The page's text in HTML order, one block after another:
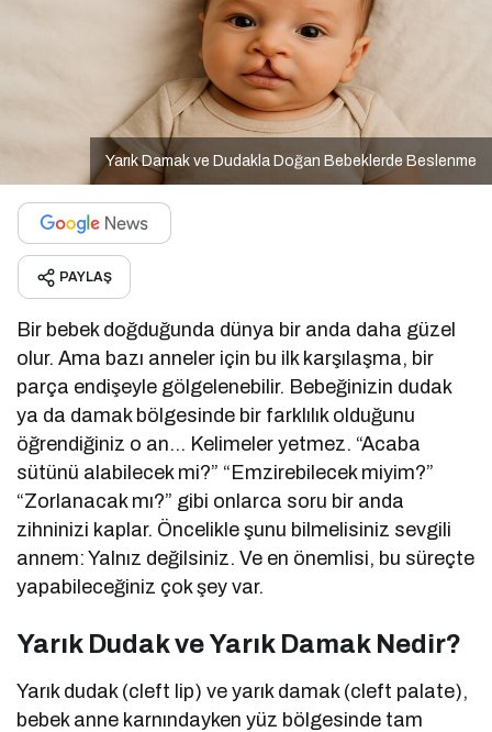
Yarık Damak ve Dudakla Doğan Bebeklerde Beslenme
PAYLAŞ
Bir bebek doğduğunda dünya bir anda daha güzel
olur. Ama bazı anneler için bu ilk karşılaşma, bir
parça endişeyle gölgelenebilir. Bebeğinizin dudak
ya da damak bölgesinde bir farklılık olduğunu
öğrendiğiniz o an… Kelimeler yetmez. “Acaba
sütünü alabilecek mi?” “Emzirebilecek miyim?”
“Zorlanacak mı?” gibi onlarca soru bir anda
zihninizi kaplar. Öncelikle şunu bilmelisiniz sevgili
annem: Yalnız değilsiniz. Ve en önemlisi, bu süreçte
yapabileceğiniz çok şey var.
Yarık Dudak ve Yarık Damak Nedir?
Yarık dudak (cleft lip) ve yarık damak (cleft palate),
bebek anne karnındayken yüz bölgesinde tam